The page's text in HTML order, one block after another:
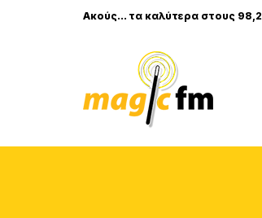
Ακούς... τα καλύτερα στους 98,2